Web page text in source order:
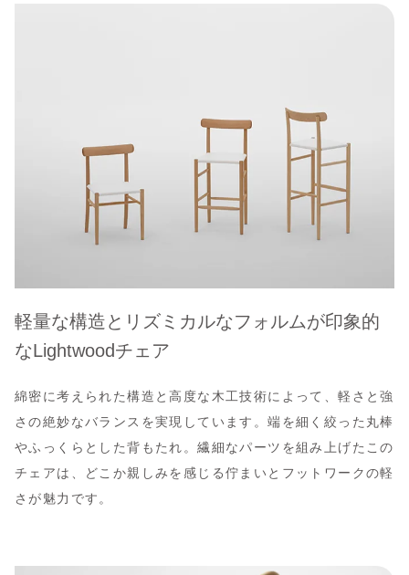
軽量な構造とリズミカルなフォルムが印象的
なLightwoodチェア
綿密に考えられた構造と高度な木工技術によって、軽さと強
さの絶妙なバランスを実現しています。端を細く絞った丸棒
やふっくらとした背もたれ。繊細なパーツを組み上げたこの
チェアは、どこか親しみを感じる佇まいとフットワークの軽
さが魅力です。